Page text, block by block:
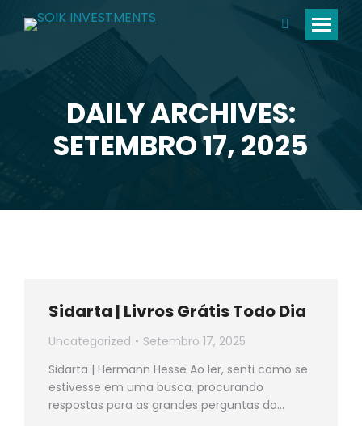
Search:
DAILY ARCHIVES:
SETEMBRO 17, 2025
You are here:
Sidarta | Livros Grátis Todo Dia
Uncategorized
Setembro 17, 2025
Sidarta | Hermann Hesse Ao ler, senti como se
estivesse em uma busca, procurando
respostas para as grandes perguntas da…